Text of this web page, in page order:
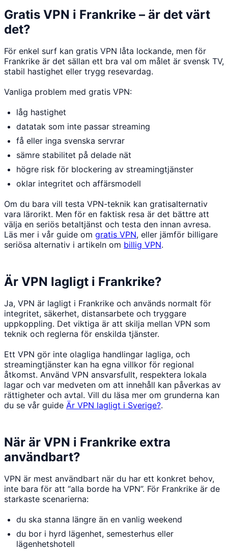
Gratis VPN i Frankrike – är det värt
det?
För enkel surf kan gratis VPN låta lockande, men för
Frankrike är det sällan ett bra val om målet är svensk TV,
stabil hastighet eller trygg resevardag.
Vanliga problem med gratis VPN:
låg hastighet
datatak som inte passar streaming
få eller inga svenska servrar
sämre stabilitet på delade nät
högre risk för blockering av streamingtjänster
oklar integritet och affärsmodell
Om du bara vill testa VPN-teknik kan gratisalternativ
vara lärorikt. Men för en faktisk resa är det bättre att
välja en seriös betaltjänst och testa den innan avresa.
Läs mer i vår guide om gratis VPN, eller jämför billigare
seriösa alternativ i artikeln om billig VPN.
Är VPN lagligt i Frankrike?
Ja, VPN är lagligt i Frankrike och används normalt för
integritet, säkerhet, distansarbete och tryggare
uppkoppling. Det viktiga är att skilja mellan VPN som
teknik och reglerna för enskilda tjänster.
Ett VPN gör inte olagliga handlingar lagliga, och
streamingtjänster kan ha egna villkor för regional
åtkomst. Använd VPN ansvarsfullt, respektera lokala
lagar och var medveten om att innehåll kan påverkas av
rättigheter och avtal. Vill du läsa mer om grunderna kan
du se vår guide Är VPN lagligt i Sverige?.
När är VPN i Frankrike extra
användbart?
VPN är mest användbart när du har ett konkret behov,
inte bara för att “alla borde ha VPN”. För Frankrike är de
starkaste scenarierna:
du ska stanna längre än en vanlig weekend
du bor i hyrd lägenhet, semesterhus eller
lägenhetshotell